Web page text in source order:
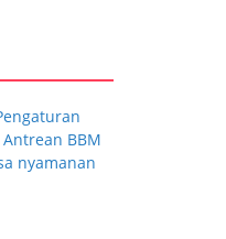
BBM
nyamanan